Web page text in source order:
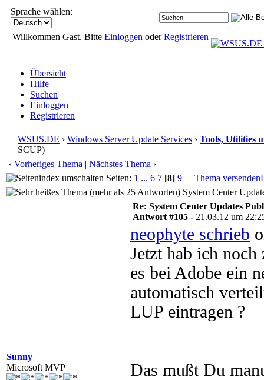
Sprache wählen:
Willkommen Gast. Bitte Einloggen oderRegistrieren
Übersicht
Hilfe
Suchen
Einloggen
Registrieren
WSUS.DE › Windows Server Update Services › Tools, Utilities
SCUP)
‹ Vorheriges Thema | Nächstes Thema ›
Seiten: 1 ... 6 7 [8] 9 Thema versenden
System Center
Sunny
Microsoft MVP
Re: System Center Updates
Antwort #105 - 21.03.12 um
neophyte schrieb
Jetzt hab ich
es bei Adobe ein
automatisch
LUP eintragen ?
Das mußt Du